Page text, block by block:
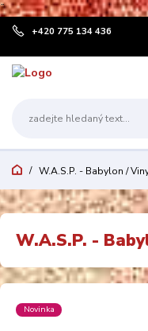
¨
+420 775 134 436
W.A.S.P. - Babylon /
W.A.S.P. -
Novinka